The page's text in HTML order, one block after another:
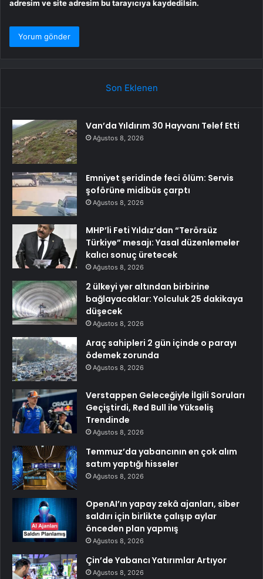
adresim ve site adresim bu tarayıcıya kaydedilsin.
Son Eklenen
Van’da Yıldırım 30 Hayvanı Telef Etti
Ağustos 8, 2026
Emniyet şeridinde feci ölüm: Servis
şoförüne midibüs çarptı
Ağustos 8, 2026
MHP’li Feti Yıldız’dan “Terörsüz
Türkiye” mesajı: Yasal düzenlemeler
kalıcı sonuç üretecek
Ağustos 8, 2026
2 ülkeyi yer altından birbirine
bağlayacaklar: Yolculuk 25 dakikaya
düşecek
Ağustos 8, 2026
Araç sahipleri 2 gün içinde o parayı
ödemek zorunda
Ağustos 8, 2026
Verstappen Geleceğiyle İlgili Soruları
Geçiştirdi, Red Bull ile Yükseliş
Trendinde
Ağustos 8, 2026
Temmuz’da yabancının en çok alım
satım yaptığı hisseler
Ağustos 8, 2026
OpenAI’ın yapay zekâ ajanları, siber
saldırı için birlikte çalışıp aylar
önceden plan yapmış
Ağustos 8, 2026
Çin’de Yabancı Yatırımlar Artıyor
Ağustos 8, 2026